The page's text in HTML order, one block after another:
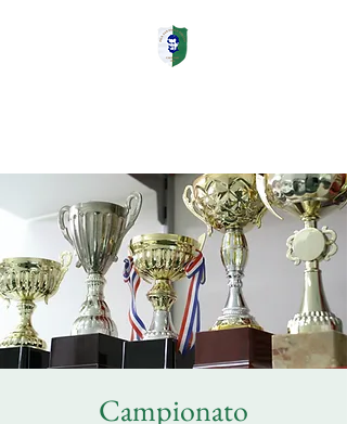
Campionato